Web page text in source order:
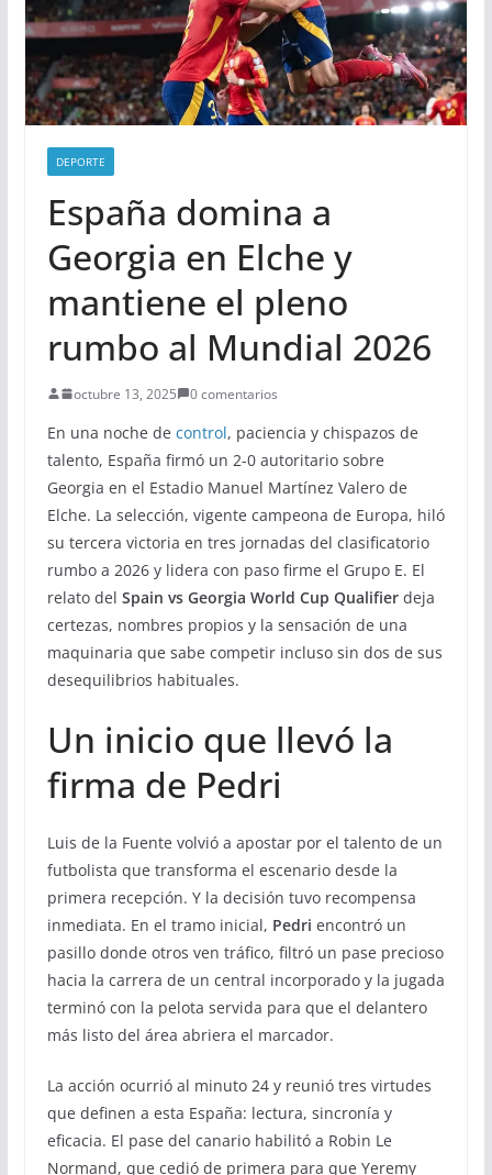
DEPORTE
España domina a
Georgia en Elche y
mantiene el pleno
rumbo al Mundial 2026
octubre 13, 2025 0 comentarios
En una noche de control, paciencia y chispazos de
talento, España firmó un 2-0 autoritario sobre
Georgia en el Estadio Manuel Martínez Valero de
Elche. La selección, vigente campeona de Europa, hiló
su tercera victoria en tres jornadas del clasificatorio
rumbo a 2026 y lidera con paso firme el Grupo E. El
relato del Spain vs Georgia World Cup Qualifierdeja
certezas, nombres propios y la sensación de una
maquinaria que sabe competir incluso sin dos de sus
desequilibrios habituales.
Un inicio que llevó la
firma de Pedri
Luis de la Fuente volvió a apostar por el talento de un
futbolista que transforma el escenario desde la
primera recepción. Y la decisión tuvo recompensa
inmediata. En el tramo inicial, Pedri encontró un
pasillo donde otros ven tráfico, filtró un pase precioso
hacia la carrera de un central incorporado y la jugada
terminó con la pelota servida para que el delantero
más listo del área abriera el marcador.
La acción ocurrió al minuto 24 y reunió tres virtudes
que definen a esta España: lectura, sincronía y
eficacia. El pase del canario habilitó a Robin Le
Normand, que cedió de primera para que Yeremy